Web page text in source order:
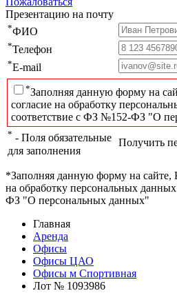
Презентацию на почту
*ФИО
*Телефон
*E-mail
*Заполняя данную форму на
согласие на обработку
соответствие с ФЗ №152-ФЗ "О
* - Поля обязательные
для заполнения
Получить
*Заполняя данную форму на сайте,
на обработку персональных
ФЗ "О персональных данных"
Главная
Аренда
Офисы
Офисы ЦАО
Офисы м Спортивная
Лот № 1093986